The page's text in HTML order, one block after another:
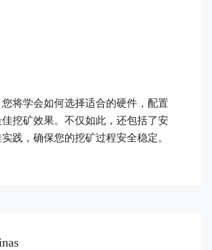
将学会如何选择适合的硬件，配置
挖矿效果。不仅如此，还包括了安
践，确保您的挖矿过程安全稳定。